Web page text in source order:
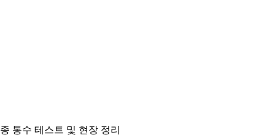
통수 테스트 및 현장 정리